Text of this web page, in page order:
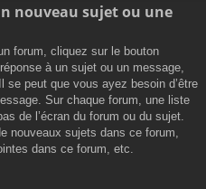
nouveau sujet ou une
forum, cliquez sur le bouton
à un sujet ou un message,
peut que vous ayez besoin d’être
Sur chaque forum, une liste
de l’écran du forum ou du sujet.
nouveaux sujets dans ce forum,
dans ce forum, etc.